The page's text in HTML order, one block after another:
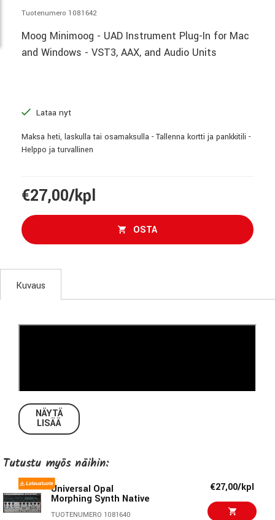
Tuotenumero 1081642
Moog Minimoog - UAD Instrument Plug-In for Mac
and Windows - VST3, AAX, and Audio Units
Lataa nyt
Maksa heti, laskulla tai osamaksulla - Tallenna kortti ja pankkitili -
Helppo ja turvallinen
€27,00/kpl
OSTA
Kuvaus
UAD Native Instrument Runs on your Mac or PC
without UA hardware.
NÄYTÄ
LISÄÄ
Tutustu myös näihin:
Universal Opal
Morphing Synth Native
TUOTENUMERO 1081640
€27,00/kpl